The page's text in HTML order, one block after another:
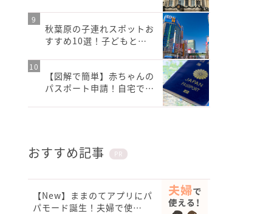
秋葉原の子連れスポットお
すすめ10選！子どもと…
【図解で簡単】赤ちゃんの
パスポート申請！自宅で…
おすすめ記事 PR
【New】ままのてアプリにパ
パモード誕生！夫婦で使…